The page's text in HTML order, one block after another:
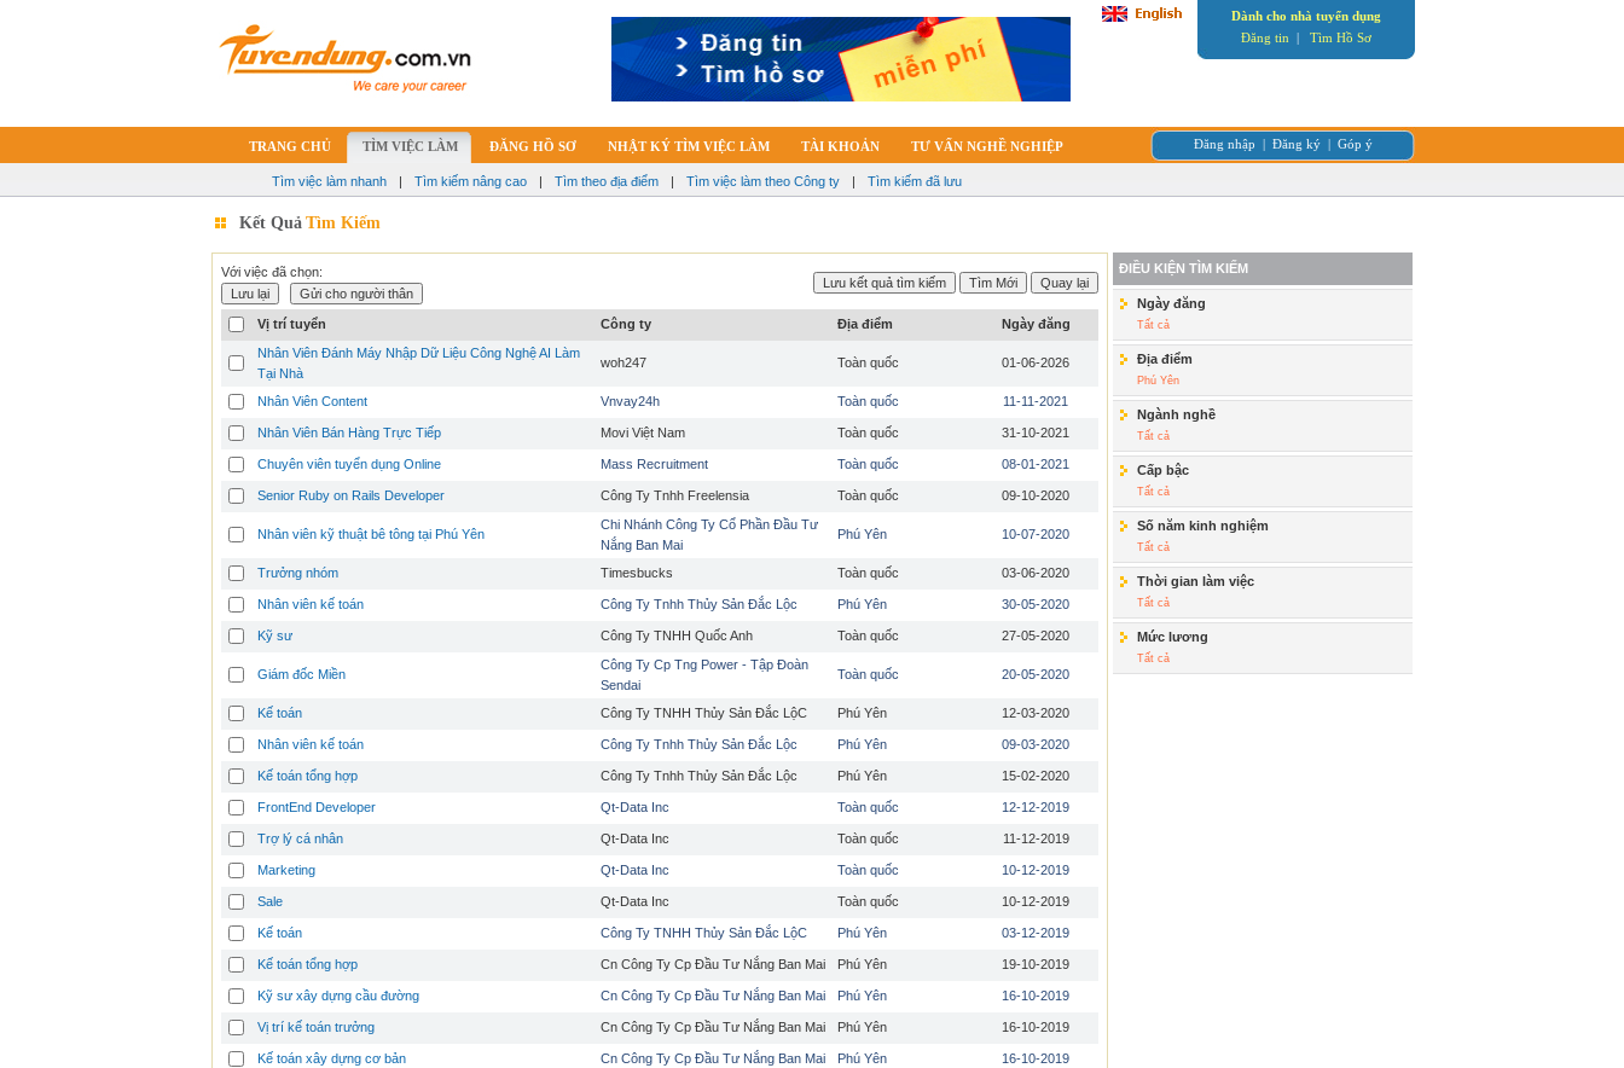
Dành cho nhà tuyển dụng
Đăng tin | Tìm Hồ Sơ
TRANG CHỦ TÌM VIỆC LÀM ĐĂNG HỒ SƠ NHẬT KÝ TÌM VIỆC LÀM TÀI KHOẢN TƯ VẤN NGHỀ NGHIỆP Đăng nhập | Đăng ký | Góp ý
Tìm việc làm nhanh | Tìm kiếm nâng cao | Tìm theo địa điểm | Tìm việc làm theo Công ty | Tìm kiếm đã lưu
Kết Quả Tìm Kiếm
Với việc đã chọn:
Vị trí tuyển Công ty Địa điểm
Ngày đăng
Nhân Viên Đánh Máy Nhập Dữ Liệu Công Nghệ AI Làm
Tại Nhà
woh247 Toàn quốc 01-06-2026
Nhân Viên Content Vnvay24h Toàn quốc 11-11-2021
Nhân Viên Bán Hàng Trực Tiếp Movi Việt Nam Toàn quốc 31-10-2021
Chuyên viên tuyển dụng Online Mass Recruitment Toàn quốc 08-01-2021
Senior Ruby on Rails Developer Công Ty Tnhh Freelensia Toàn quốc 09-10-2020
Nhân viên kỹ thuật bê tông tại Phú Yên
Chi Nhánh Công Ty Cổ Phần Đầu Tư
Nắng Ban Mai
Phú Yên 10-07-2020
Trưởng nhóm Timesbucks Toàn quốc 03-06-2020
Nhân viên kế toán Công Ty Tnhh Thủy Sản Đắc Lộc Phú Yên 30-05-2020
Kỹ sư Công Ty TNHH Quốc Anh Toàn quốc 27-05-2020
Giám đốc Miền
Công Ty Cp Tng Power - Tập Đoàn
Sendai
Toàn quốc 20-05-2020
Kế toán Công Ty TNHH Thủy Sản Đắc LộC Phú Yên 12-03-2020
Nhân viên kế toán Công Ty Tnhh Thủy Sản Đắc Lộc Phú Yên 09-03-2020
Kế toán tổng hợp Công Ty Tnhh Thủy Sản Đắc Lộc Phú Yên 15-02-2020
FrontEnd Developer Qt-Data Inc Toàn quốc 12-12-2019
Trợ lý cá nhân Qt-Data Inc Toàn quốc 11-12-2019
Marketing Qt-Data Inc Toàn quốc 10-12-2019
Sale Qt-Data Inc Toàn quốc 10-12-2019
Kế toán Công Ty TNHH Thủy Sản Đắc LộC Phú Yên 03-12-2019
Kế toán tổng hợp Cn Công Ty Cp Đầu Tư Nắng Ban Mai Phú Yên 19-10-2019
Kỹ sư xây dựng cầu đường Cn Công Ty Cp Đầu Tư Nắng Ban Mai Phú Yên 16-10-2019
Vị trí kế toán trưởng Cn Công Ty Cp Đầu Tư Nắng Ban Mai Phú Yên 16-10-2019
Kế toán xây dựng cơ bản Cn Công Ty Cp Đầu Tư Nắng Ban Mai Phú Yên 16-10-2019
ĐIỀU KIỆN TÌM KIẾM
Ngày đăng
Tất cả
Địa điểm
Phú Yên
Ngành nghề
Tất cả
Cấp bậc
Tất cả
Số năm kinh nghiệm
Tất cả
Thời gian làm việc
Tất cả
Mức lương
Tất cả